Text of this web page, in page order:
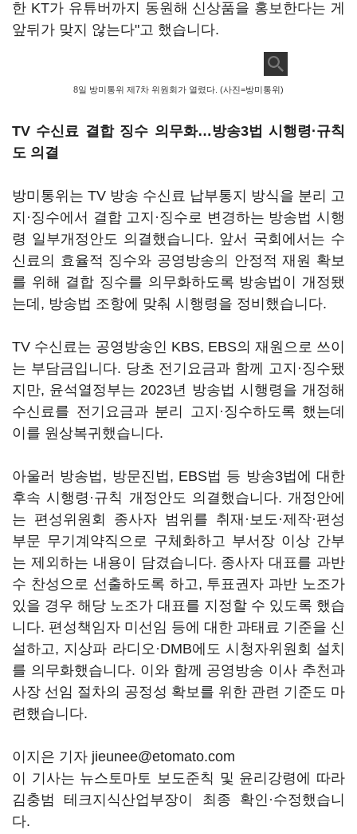
한 KT가 유튜버까지 동원해 신상품을 홍보한다는 게
앞뒤가 맞지 않는다"고 했습니다.
8일 방미통위 제7차 위원회가 열렸다. (사진=방미통위)
TV 수신료 결합 징수 의무화…방송3법 시행령·규칙
도 의결
방미통위는 TV 방송 수신료 납부통지 방식을 분리 고
지·징수에서 결합 고지·징수로 변경하는 방송법 시행
령 일부개정안도 의결했습니다. 앞서 국회에서는 수
신료의 효율적 징수와 공영방송의 안정적 재원 확보
를 위해 결합 징수를 의무화하도록 방송법이 개정됐
는데, 방송법 조항에 맞춰 시행령을 정비했습니다.
TV 수신료는 공영방송인 KBS, EBS의 재원으로 쓰이
는 부담금입니다. 당초 전기요금과 함께 고지·징수됐
지만, 윤석열정부는 2023년 방송법 시행령을 개정해
수신료를 전기요금과 분리 고지·징수하도록 했는데
이를 원상복귀했습니다.
아울러 방송법, 방문진법, EBS법 등 방송3법에 대한
후속 시행령·규칙 개정안도 의결했습니다. 개정안에
는 편성위원회 종사자 범위를 취재·보도·제작·편성
부문 무기계약직으로 구체화하고 부서장 이상 간부
는 제외하는 내용이 담겼습니다. 종사자 대표를 과반
수 찬성으로 선출하도록 하고, 투표권자 과반 노조가
있을 경우 해당 노조가 대표를 지정할 수 있도록 했습
니다. 편성책임자 미선임 등에 대한 과태료 기준을 신
설하고, 지상파 라디오·DMB에도 시청자위원회 설치
를 의무화했습니다. 이와 함께 공영방송 이사 추천과
사장 선임 절차의 공정성 확보를 위한 관련 기준도 마
련했습니다.
이지은 기자 jieunee@etomato.com
이 기사는 뉴스토마토 보도준칙 및 윤리강령에 따라
김충범 테크지식산업부장이 최종 확인·수정했습니
다.